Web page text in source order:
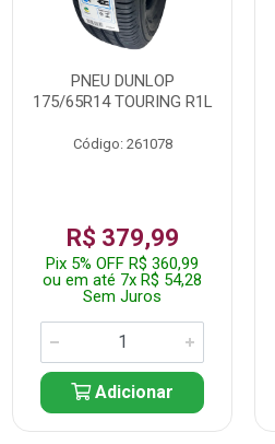
PNEU DUNLOP
175/65R14 TOURING R1L
Código: 261078
R$ 379,99
Pix 5% OFF R$ 360,99
ou em até 7x R$ 54,28
Sem Juros
Adicionar